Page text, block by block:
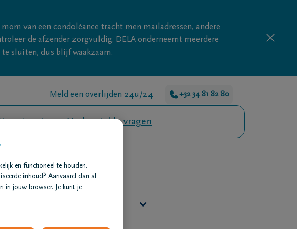
van een condoléance tracht men mailadressen, andere
de afzender zorgvuldig. DELA onderneemt meerdere
sluiten, dus blijf waakzaam.
Meld een overlijden 24u/24 +32 34 81 82 80
Veelgestelde vragen
en functioneel te houden.
inhoud? Aanvaard dan al
in jouw browser. Je kunt je